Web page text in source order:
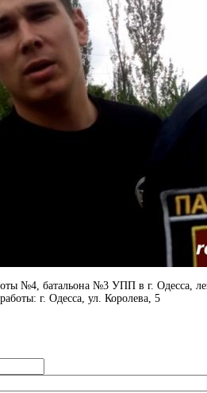
№4, батальона №3 УПП в г. Одесса,
г. Одесса, ул. Королева, 5